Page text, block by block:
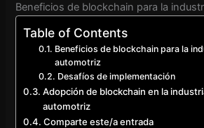
Beneficios de blockchain para la
Table of Contents
Beneficios de blockchain para la
automotriz
Desafíos de implementación
Adopción de blockchain en la
automotriz
Comparte este/a entrada